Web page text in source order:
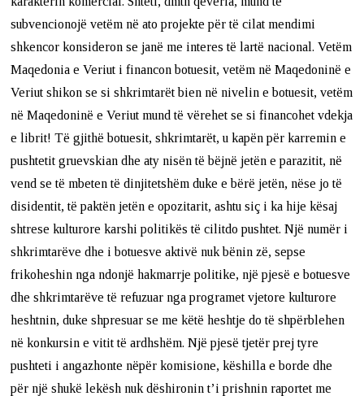
subvencionojë vetëm në ato projekte për të cilat mendimi
shkencor konsideron se janë me interes të lartë nacional. Vetëm
Maqedonia e Veriut i financon botuesit, vetëm në Maqedoninë e
Veriut shikon se si shkrimtarët bien në nivelin e botuesit, vetëm
në Maqedoninë e Veriut mund të vërehet se si financohet vdekja
e librit! Të gjithë botuesit, shkrimtarët, u kapën për karremin e
pushtetit gruevskian dhe aty nisën të bëjnë jetën e parazitit, në
vend se të mbeten të dinjitetshëm duke e bërë jetën, nëse jo të
disidentit, të paktën jetën e opozitarit, ashtu siç i ka hije kësaj
shtrese kulturore karshi politikës të cilitdo pushtet. Një numër i
shkrimtarëve dhe i botuesve aktivë nuk bënin zë, sepse
frikoheshin nga ndonjë hakmarrje politike, një pjesë e botuesve
dhe shkrimtarëve të refuzuar nga programet vjetore kulturore
heshtnin, duke shpresuar se me këtë heshtje do të shpërblehen
në konkursin e vitit të ardhshëm. Një pjesë tjetër prej tyre
pushteti i angazhonte nëpër komisione, këshilla e borde dhe
për një shukë lekësh nuk dëshironin t’i prishnin raportet me